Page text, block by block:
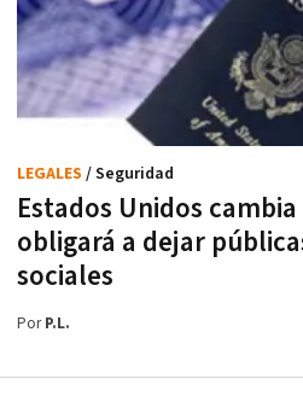
Estados Unidos cambia
obligará a dejar
sociales
LEGALES / Seguridad
PorP.L.